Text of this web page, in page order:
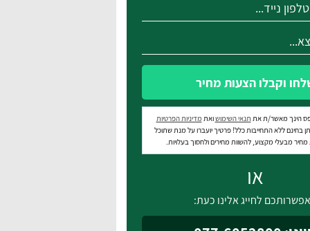
וקבלו הצעות מחיר
הינך מאשר/ת את תנאי השימושואת מדיניות הפרטיות
בחינם ללא התחייבות כלל! פרטיך יועברו על מנת שתוכל
מבעלי מקצוע, להשוות מחירים ולחסוך בעלויות.
או
לחייג אלינו כעת: